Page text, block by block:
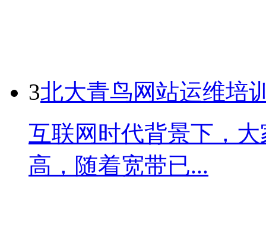
3北大青鸟网站运维培
互联网时代背景下，
高，随着宽带已...